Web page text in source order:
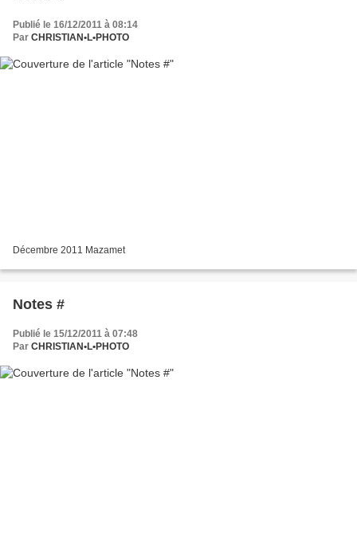
Publié le 16/12/2011 à 08:14
Par CHRISTIAN•L•PHOTO
Décembre 2011 Mazamet
Notes #
Publié le 15/12/2011 à 07:48
Par CHRISTIAN•L•PHOTO